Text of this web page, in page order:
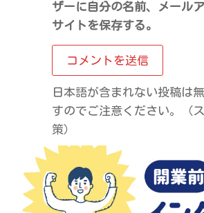
ザーに自分の名前、メールア
サイトを保存する。
日本語が含まれない投稿は
すのでご注意ください。（
策）